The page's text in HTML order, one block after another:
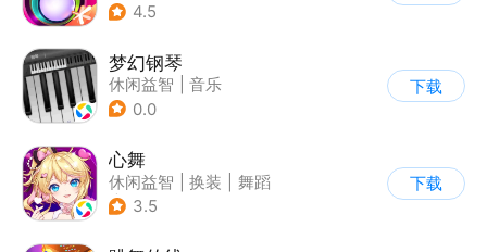
4.5
梦幻钢琴
休闲益智
音乐
0.0
下载
心舞
休闲益智 换装
舞蹈
| 结婚
3.5
下载